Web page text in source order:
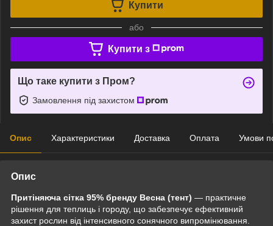
Купити
або
Купити з
Що таке купити з Пром?
Замовлення під захистом
Опис Характеристики Доставка Оплата Умови
Опис
Притіняюча сітка 95% бренду Весна (тент) — практичне
рішення для теплиць і городу, що забезпечує ефективний
захист рослин від інтенсивного сонячного випромінювання.